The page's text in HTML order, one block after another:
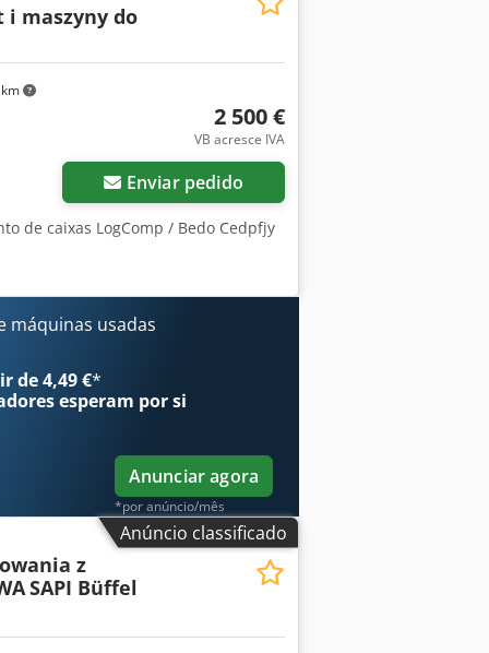
x A): 191cm x 120cm x 64cm
de 7,5 kW Ambos os eixos
de poliestireno, moinho,
de poliestireno,
Solicitar mais imagens
maszyny do
2 500 €
VB acresce IVA
Enviar pedido
de caixas LogComp / Bedo Cedpfjy
máquinas usadas
de 4,49 €*
esperam por si
Anunciar agora
*por anúncio/mês
Anúncio classificado
z
SAPI Büffel